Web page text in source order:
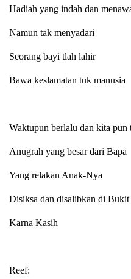
Hadiah yang indah dan
Namun tak menyadari
Seorang bayi tlah lahir
Bawa keslamatan tuk manusia
Waktupun berlalu dan kita pun
Anugrah yang besar dari Bapa
Yang relakan Anak-Nya
Disiksa dan disalibkan di
Karna Kasih
Reef: